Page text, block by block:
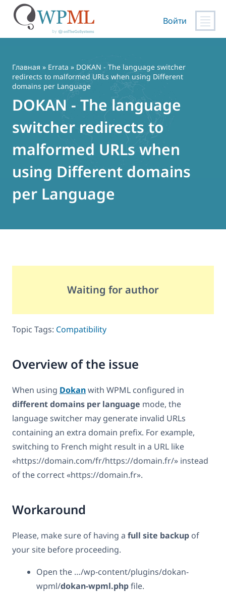
содержимому
Войти
Главная » Errata » DOKAN - The language switcher
redirects to malformed URLs when using Different
domains per Language
DOKAN - The language
switcher redirects to
malformed URLs when
using Different domains
per Language
Waiting for author
Topic Tags: Compatibility
Overview of the issue
When using Dokanwith WPML configured in
different domains per language mode, the
language switcher may generate invalid URLs
containing an extra domain prefix. For example,
switching to French might result in a URL like
«https://domain.com/fr/https://domain.fr/» instead
of the correct «https://domain.fr».
Workaround
Please, make sure of having a full site backup of
your site before proceeding.
Open the …/wp-content/plugins/dokan-
wpml/dokan-wpml.phpfile.